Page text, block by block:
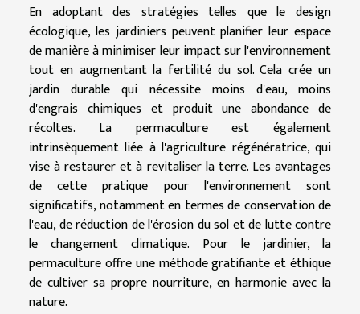
En adoptant des stratégies telles que le design
écologique, les jardiniers peuvent planifier leur espace
de manière à minimiser leur impact sur l'environnement
tout en augmentant la fertilité du sol. Cela crée un
jardin durable qui nécessite moins d'eau, moins
d'engrais chimiques et produit une abondance de
récoltes. La permaculture est également
intrinsèquement liée à l'agriculture régénératrice, qui
vise à restaurer et à revitaliser la terre. Les avantages
de cette pratique pour l'environnement sont
significatifs, notamment en termes de conservation de
l'eau, de réduction de l'érosion du sol et de lutte contre
le changement climatique. Pour le jardinier, la
permaculture offre une méthode gratifiante et éthique
de cultiver sa propre nourriture, en harmonie avec la
nature.